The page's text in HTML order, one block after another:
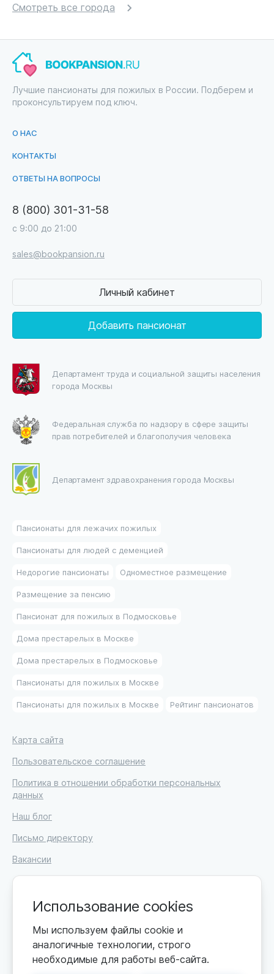
Смотреть все города
Лучшие пансионаты для пожилых в России. Подберем и
проконсультируем под ключ.
О НАС
КОНТАКТЫ
ОТВЕТЫ НА ВОПРОСЫ
8 (800) 301-31-58
с 9:00 до 21:00
sales@bookpansion.ru
Личный кабинет
Добавить пансионат
Департамент труда и социальной защиты населения
города Москвы
Федеральная служба по надзору в сфере защиты
прав потребителей и благополучия человека
Департамент здравохранения города Москвы
Пансионаты для лежачих пожилых
Пансионаты для людей с деменцией
Недорогие пансионаты Одноместное размещение
Размещение за пенсию
Пансионат для пожилых в Подмосковье
Дома престарелых в Москве
Дома престарелых в Подмосковье
Пансионаты для пожилых в Москве
Пансионаты для пожилых в Москве Рейтинг пансионатов
Карта сайта
Пользовательское соглашение
Политика в отношении обработки персональных
данных
Наш блог
Письмо директору
Вакансии
Цены обновляются по мере поступления новой
Использование cookies
Мы используем файлы cookie и
аналогичные технологии, строго
необходимые для работы веб-сайта.